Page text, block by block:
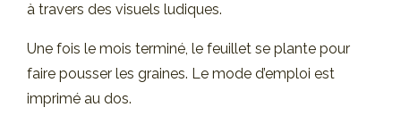
à travers des visuels ludiques.
Une fois le mois terminé, le feuillet se plante pour
faire pousser les graines. Le mode d’emploi est
imprimé au dos.